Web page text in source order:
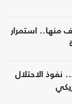
منها.. استمرار
الاحتلال